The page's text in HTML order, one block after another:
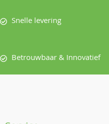
Snelle levering
Betrouwbaar & Innovatief